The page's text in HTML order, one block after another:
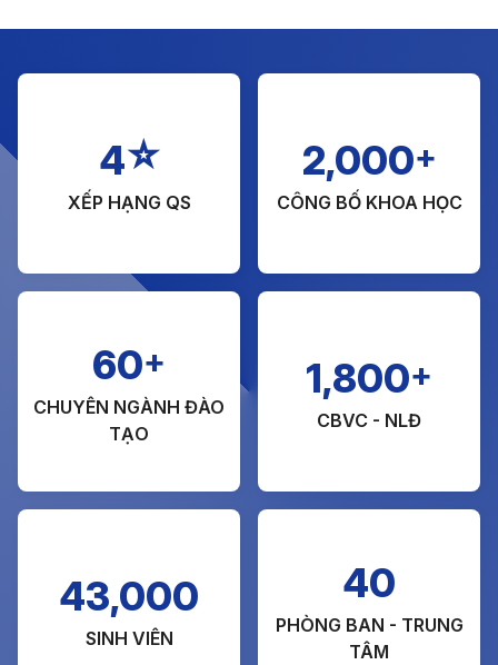
4☆
XẾP HẠNG QS
2,000+
CÔNG BỐ KHOA HỌC
60+
CHUYÊN NGÀNH ĐÀO
TẠO
1,800+
CBVC - NLĐ
43,000
SINH VIÊN
40
PHÒNG BAN - TRUNG
TÂM